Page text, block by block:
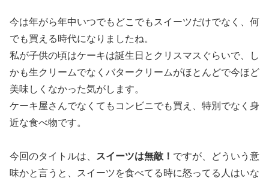
今は年がら年中いつでもどこでもスイーツだけでなく、何
でも買える時代になりましたね。
私が子供の頃はケーキは誕生日とクリスマスぐらいで、し
かも生クリームでなくバタークリームがほとんどで今ほど
美味しくなかった気がします。
ケーキ屋さんでなくてもコンビニでも買え、特別でなく身
近な食べ物です。
今回のタイトルは、 スイーツは無敵！ ですが、どういう意
味かと言うと、スイーツを食べてる時に怒ってる人はいな